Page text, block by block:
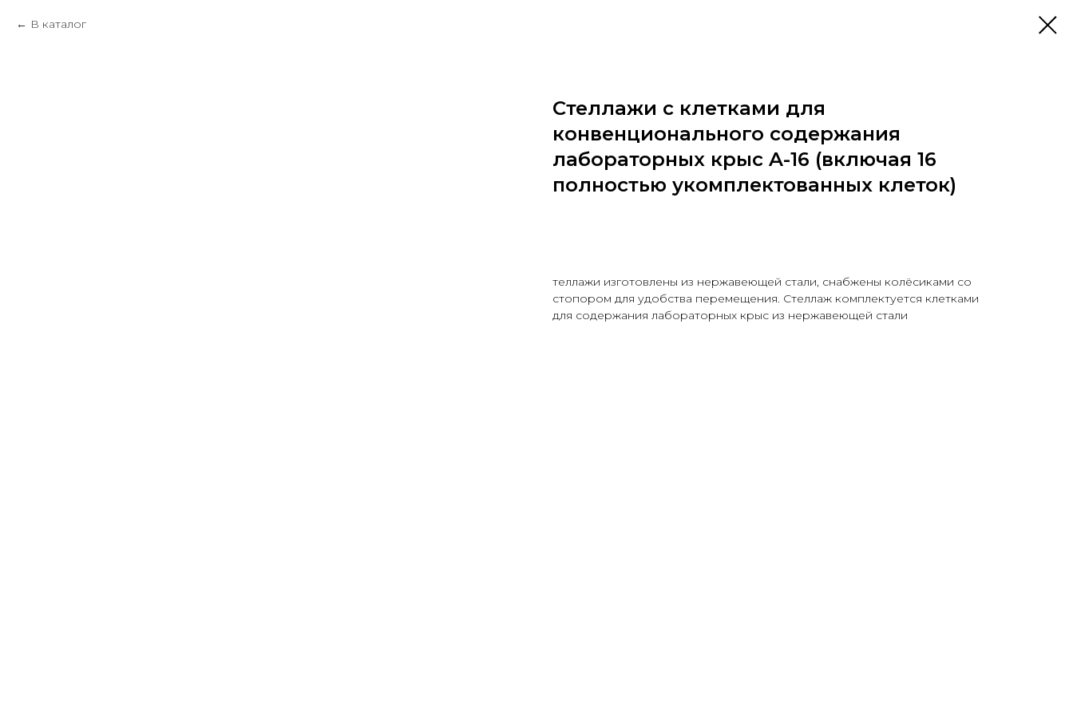
В каталог
Стеллажи с клетками для
конвенционального содержания
лабораторных крыс A-16 (включая 16
полностью укомплектованных клеток)
теллажи изготовлены из нержавеющей стали, снабжены колёсиками со
стопором для удобства перемещения. Стеллаж комплектуется клетками
для содержания лабораторных крыс из нержавеющей стали